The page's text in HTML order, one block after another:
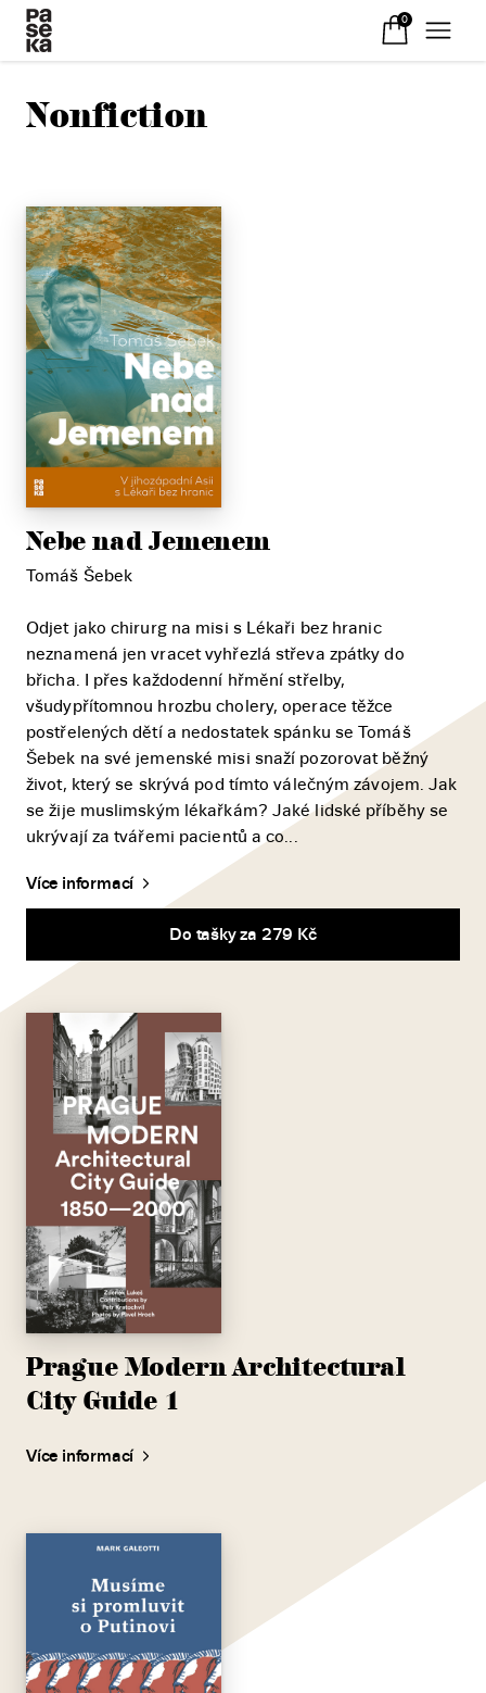
0
Nonfiction
Nebe nad Jemenem
Tomáš Šebek
Odjet jako chirurg na misi s Lékaři bez hranic
neznamená jen vracet vyhřezlá střeva zpátky do
břicha. I přes každodenní hřmění střelby,
všudypřítomnou hrozbu cholery, operace těžce
postřelených dětí a nedostatek spánku se Tomáš
Šebek na své jemenské misi snaží pozorovat běžný
život, který se skrývá pod tímto válečným závojem. Jak
se žije muslimským lékařkám? Jaké lidské příběhy se
ukrývají za tvářemi pacientů a co...
Do tašky za 279 Kč
Více informací
Prague Modern Architectural
City Guide 1
Více informací